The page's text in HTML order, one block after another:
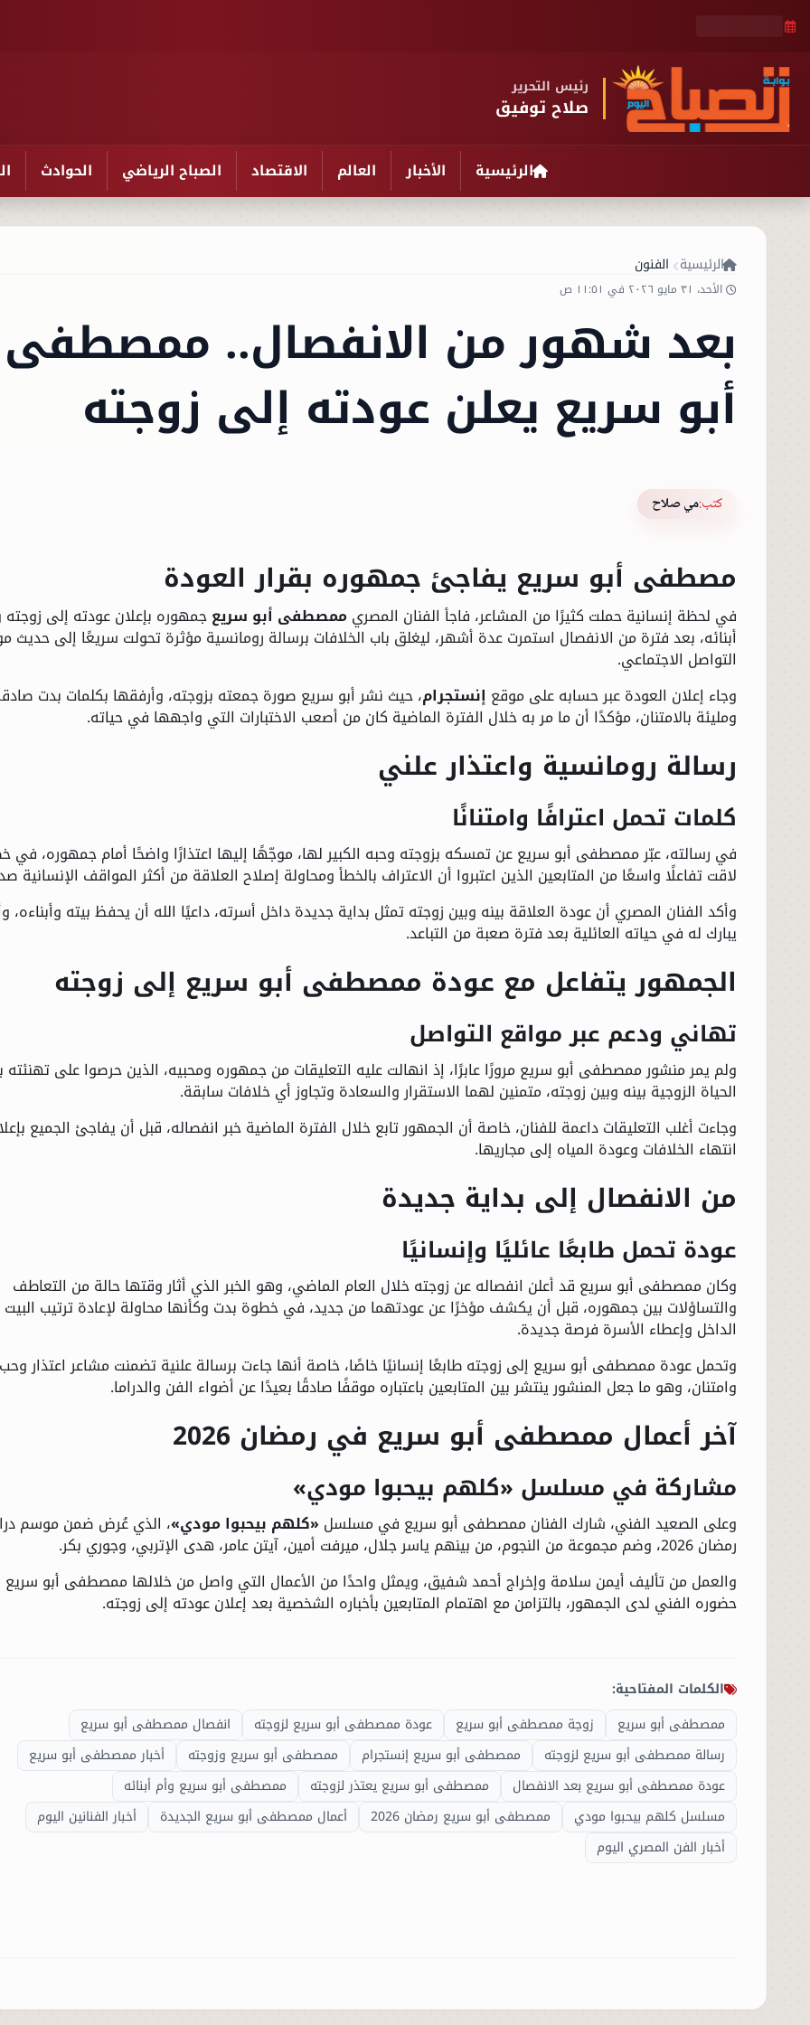
رئيس التحرير
صلاح توفيق
الرئيسية الأخبار العالم الاقتصاد الصباح الرياضي الحوادث
الرئيسية
الرئيسية الفنون
الأحد، ٣١ مايو ٢٠٢٦ في ١١:٥١ ص
بعد شهور من الانفصال.. ممصطفى
أبو سريع يعلن عودته إلى زوجته
كتب:مي صلاح
مصطفى أبو سريع يفاجئ جمهوره بقرار العودة
في لحظة إنسانية حملت كثيرًا من المشاعر، فاجأ الفنان المصريممصطفى أبو سريعجمهوره بإعلان عودته إلى زوجته
أبنائه، بعد فترة من الانفصال استمرت عدة أشهر، ليغلق باب الخلافات برسالة رومانسية مؤثرة تحولت سريعًا إلى حديث
التواصل الاجتماعي.
وجاء إعلان العودة عبر حسابه على موقع إنستجرام، حيث نشر أبو سريع صورة جمعته بزوجته، وأرفقها بكلمات بدت
ومليئة بالامتنان، مؤكدًا أن ما مر به خلال الفترة الماضية كان من أصعب الاختبارات التي واجهها في حياته.
رسالة رومانسية واعتذار علني
كلمات تحمل اعترافًا وامتنانًا
في رسالته، عبّر ممصطفى أبو سريع عن تمسكه بزوجته وحبه الكبير لها، موجّهًا إليها اعتذارًا واضحًا أمام جمهوره، في
لاقت تفاعلًا واسعًا من المتابعين الذين اعتبروا أن الاعتراف بالخطأ ومحاولة إصلاح العلاقة من أكثر المواقف الإنسانية
وأكد الفنان المصري أن عودة العلاقة بينه وبين زوجته تمثل بداية جديدة داخل أسرته، داعيًا الله أن يحفظ بيته وأبناءه،
يبارك له في حياته العائلية بعد فترة صعبة من التباعد.
الجمهور يتفاعل مع عودة ممصطفى أبو سريع إلى زوجته
تهاني ودعم عبر مواقع التواصل
ولم يمر منشور ممصطفى أبو سريع مرورًا عابرًا، إذ انهالت عليه التعليقات من جمهوره ومحبيه، الذين حرصوا على تهنئته
الحياة الزوجية بينه وبين زوجته، متمنين لهما الاستقرار والسعادة وتجاوز أي خلافات سابقة.
وجاءت أغلب التعليقات داعمة للفنان، خاصة أن الجمهور تابع خلال الفترة الماضية خبر انفصاله، قبل أن يفاجئ الجميع
انتهاء الخلافات وعودة المياه إلى مجاريها.
من الانفصال إلى بداية جديدة
عودة تحمل طابعًا عائليًا وإنسانيًا
وكان ممصطفى أبو سريع قد أعلن انفصاله عن زوجته خلال العام الماضي، وهو الخبر الذي أثار وقتها حالة من التعاطف
والتساؤلات بين جمهوره، قبل أن يكشف مؤخرًا عن عودتهما من جديد، في خطوة بدت وكأنها محاولة لإعادة ترتيب
الداخل وإعطاء الأسرة فرصة جديدة.
وتحمل عودة ممصطفى أبو سريع إلى زوجته طابعًا إنسانيًا خاصًا، خاصة أنها جاءت برسالة علنية تضمنت مشاعر اعتذار وحب
وامتنان، وهو ما جعل المنشور ينتشر بين المتابعين باعتباره موقفًا صادقًا بعيدًا عن أضواء الفن والدراما.
آخر أعمال ممصطفى أبو سريع في رمضان 2026
مشاركة في مسلسل «كلهم بيحبوا مودي»
وعلى الصعيد الفني، شارك الفنان ممصطفى أبو سريع في مسلسل «كلهم بيحبوا مودي»، الذي عُرض ضمن موسم
رمضان 2026، وضم مجموعة من النجوم، من بينهم ياسر جلال، ميرفت أمين، آيتن عامر، هدى الإتربي، وجوري بكر.
والعمل من تأليف أيمن سلامة وإخراج أحمد شفيق، ويمثل واحدًا من الأعمال التي واصل من خلالها ممصطفى أبو سريع
حضوره الفني لدى الجمهور، بالتزامن مع اهتمام المتابعين بأخباره الشخصية بعد إعلان عودته إلى زوجته.
الكلمات المفتاحية:
ممصطفى أبو سريع
زوجة ممصطفى أبو سريع عودة ممصطفى أبو سريع لزوجته
انفصال ممصطفى أبو سريع
رسالة ممصطفى أبو سريع لزوجته
ممصطفى أبو سريع إنستجرام ممصطفى أبو سريع وزوجته
أخبار ممصطفى أبو سريع
عودة ممصطفى أبو سريع بعد الانفصال
ممصطفى أبو سريع يعتذر لزوجته
ممصطفى أبو سريع وأم أبنائه
مسلسل كلهم بيحبوا مودي
ممصطفى أبو سريع رمضان 2026 أعمال ممصطفى أبو سريع الجديدة
أخبار الفنانين اليوم
أخبار الفن المصري اليوم